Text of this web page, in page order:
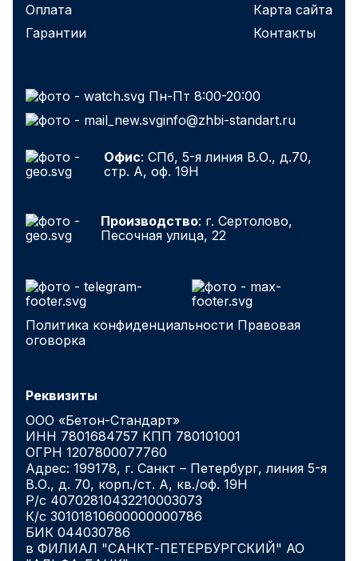
Оплата
Гарантии
Карта сайта
Контакты
Пн-Пт 8:00-20:00
info@zhbi-standart.ru
Офис: СПб, 5-я линия В.О., д.70,
стр. А, оф. 19Н
Производство: г. Сертолово,
Песочная улица, 22
Политика конфиденциальности Правовая
оговорка
Реквизиты
ООО «Бетон-Стандарт»
ИНН 7801684757 КПП 780101001
ОГРН 1207800077760
Адрес: 199178, г. Санкт – Петербург, линия 5-я
В.О., д. 70, корп./ст. А, кв./оф. 19Н
Р/с 40702810432210003073
К/с 30101810600000000786
БИК 044030786
в ФИЛИАЛ "САНКТ-ПЕТЕРБУРГСКИЙ" АО